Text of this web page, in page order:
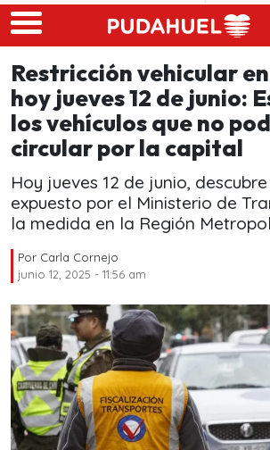
Skip to main content
Restricción vehicular
hoy jueves 12 de junio:
los vehículos que no
circular por la capital
Hoy jueves 12 de junio,
expuesto por el Ministerio de
la medida en la Región
Por Carla Cornejo
junio 12, 2025 - 11:56 am